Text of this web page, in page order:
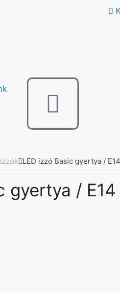
LED izzó Basic gyertya /
gyertya /